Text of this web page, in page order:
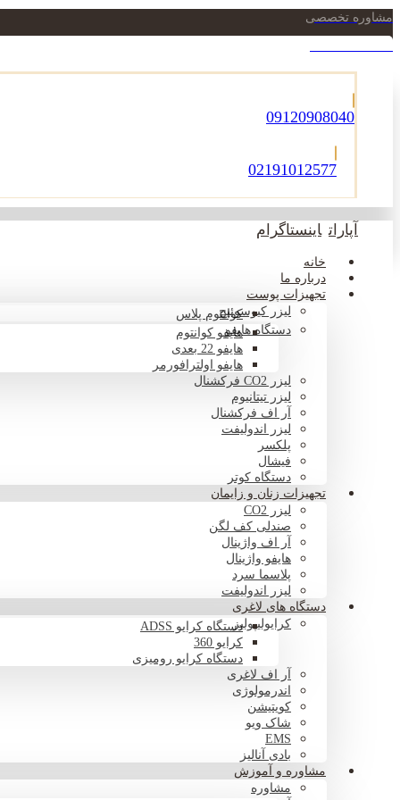
مشاوره تخصصی
09120908040
02191012577
آپارات اینستاگرام
خانه
درباره ما
تجهیزات پوست
لیزر کیوسوئیچکوانتوم پلاس
دستگاه هایفوهایفو کوانتوم
هایفو 22 بعدی
هایفو اولترافورمر
لیزر CO2 فرکشنال
لیزر تیتانیوم
آر اف فرکشنال
لیزر اندولیفت
پلکسر
فیشال
دستگاه کوتر
تجهیزات زنان و زایمان
لیزر CO2
صندلی کف لگن
آر اف واژینال
هایفو واژینال
پلاسما سرد
لیزر اندولیفت
دستگاه های لاغری
کرایولیپولیزدستگاه کرایو ADSS
کرایو 360
دستگاه کرایو رومیزی
آر اف لاغری
اندرمولوژی
کویتیشن
شاک ویو
EMS
بادی آنالیز
مشاوره و آموزش
مشاوره